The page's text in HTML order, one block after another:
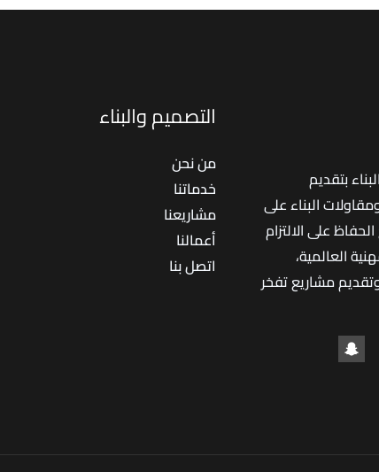
بتقديم
البناء على
على الالتزام
العالمية،
مشاريع تفخر
التصميم والبناء
من نحن
خدماتنا
مشاريعنا
أعمالنا
اتصل بنا